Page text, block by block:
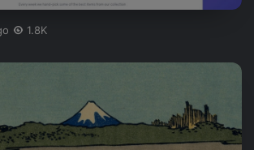
1.8K